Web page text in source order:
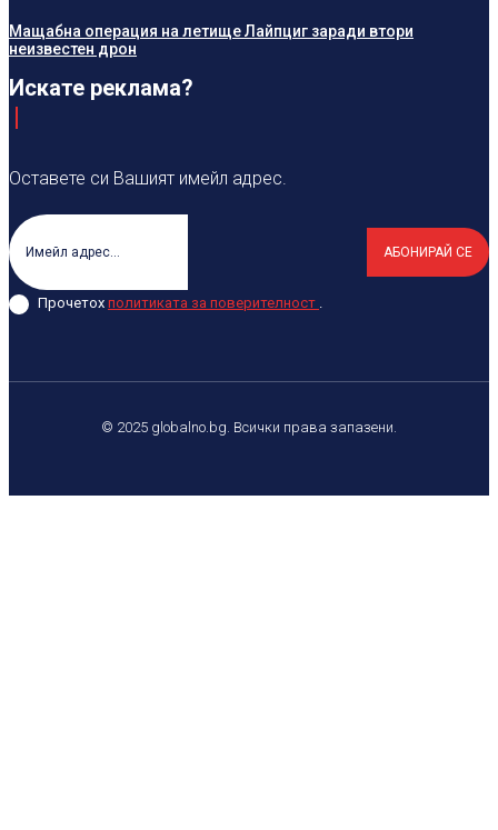
Мащабна операция на летище Лайпциг заради втори
неизвестен дрон
Искате реклама?
Оставете си Вашият имейл адрес.
АБОНИРАЙ СЕ
Прочетох политиката за поверителност .
© 2025 globalno.bg. Всички права запазени.